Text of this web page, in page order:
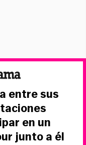
entre sus
en un
junto a él